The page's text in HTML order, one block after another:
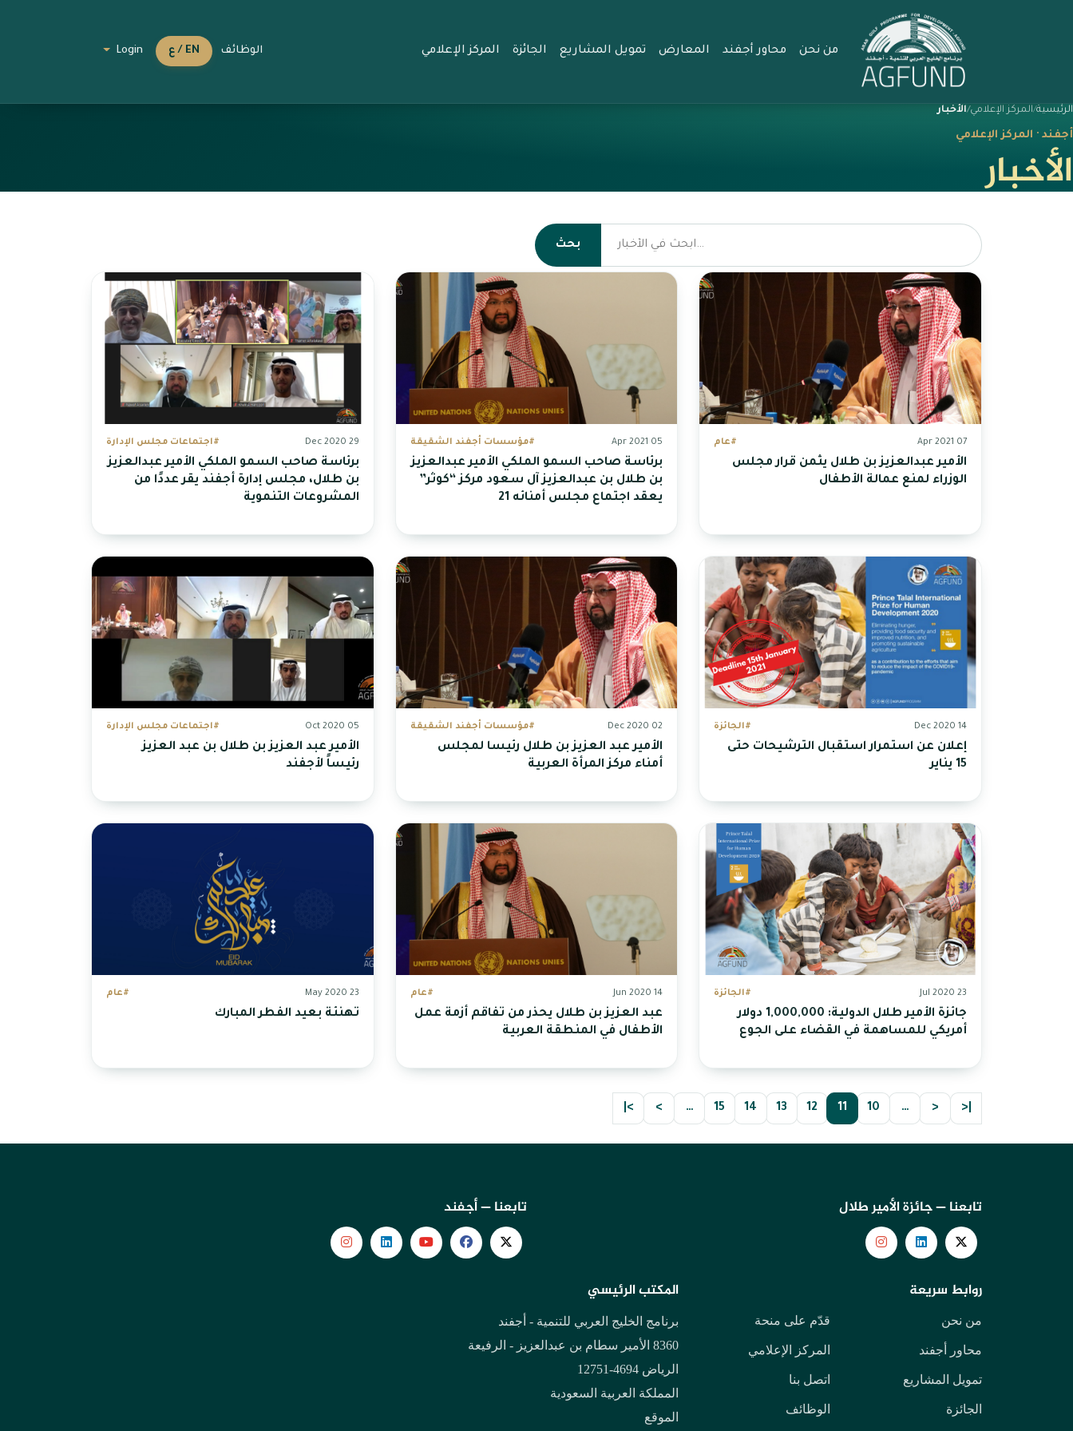
من نحن محاور أجفند المعارض تمويل المشاريع الجائزة المركز الإعلامي الوظائف EN / ع Login
الرئيسية المركز الإعلامي الأخبار
أجفند · المركز الإعلامي
الأخبار
بحث
07 Apr 2021 #عام
الأمير عبدالعزيز بن طلال يثمن قرار مجلس
الوزراء لمنع عمالة الأطفال
05 Apr 2021 #مؤسسات أجفند الشقيقة
برئاسة صاحب السمو الملكي الأمير عبدالعزيز
بن طلال بن عبدالعزيز آل سعود مركز “كوثر”
يعقد اجتماع مجلس أمنائه 21
29 Dec 2020 #اجتماعات مجلس الإدارة
برئاسة صاحب السمو الملكي الأمير عبدالعزيز
بن طلال، مجلس إدارة أجفند يقر عددًا من
المشروعات التنموية
14 Dec 2020 #الجائزة
إعلان عن استمرار استقبال الترشيحات حتى
15 يناير
02 Dec 2020 #مؤسسات أجفند الشقيقة
الأمير عبد العزيز بن طلال رئيسا لمجلس
أمناء مركز المرأة العربية
05 Oct 2020 #اجتماعات مجلس الإدارة
الأمير عبد العزيز بن طلال بن عبد العزيز
رئيساً لأجفند
23 Jul 2020 #الجائزة
جائزة الأمير طلال الدولية: 1,000,000 دولار
أمريكي للمساهمة في القضاء على الجوع
14 Jun 2020 #عام
عبد العزيز بن طلال يحذر من تفاقم أزمة عمل
الأطفال في المنطقة العربية
23 May 2020 #عام
تهنئة بعيد الفطر المبارك
|<
<
…
10
11
12
13
14
15
…
>
>|
تابعنا — جائزة الأمير طلال تابعنا — أجفند
روابط سريعة
من نحن
محاور أجفند
تمويل المشاريع
الجائزة
قدّم على منحة
المركز الإعلامي
اتصل بنا
الوظائف
المكتب الرئيسي
برنامج الخليج العربي للتنمية - أجفند
8360 الأمير سطام بن عبدالعزيز - الرفيعة
الرياض 4694-12751
المملكة العربية السعودية
الموقع